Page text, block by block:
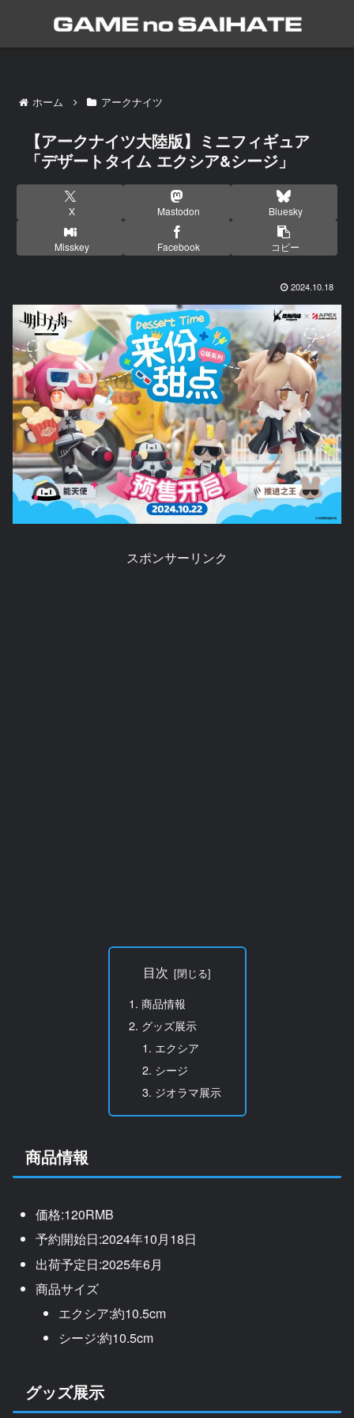
ホーム アークナイツ
【アークナイツ大陸版】ミニフィギュア
「デザートタイム エクシア&シージ」
X Mastodon Bluesky
Misskey Facebook コピー
2024.10.18
スポンサーリンク
目次
商品情報
グッズ展示
エクシア
シージ
ジオラマ展示
商品情報
価格:120RMB
予約開始日:2024年10月18日
出荷予定日:2025年6月
商品サイズ
エクシア:約10.5cm
シージ:約10.5cm
グッズ展示